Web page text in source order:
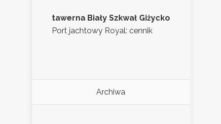
tawerna Biały Szkwał Giżycko
Port jachtowy Royal: cennik
Archiwa